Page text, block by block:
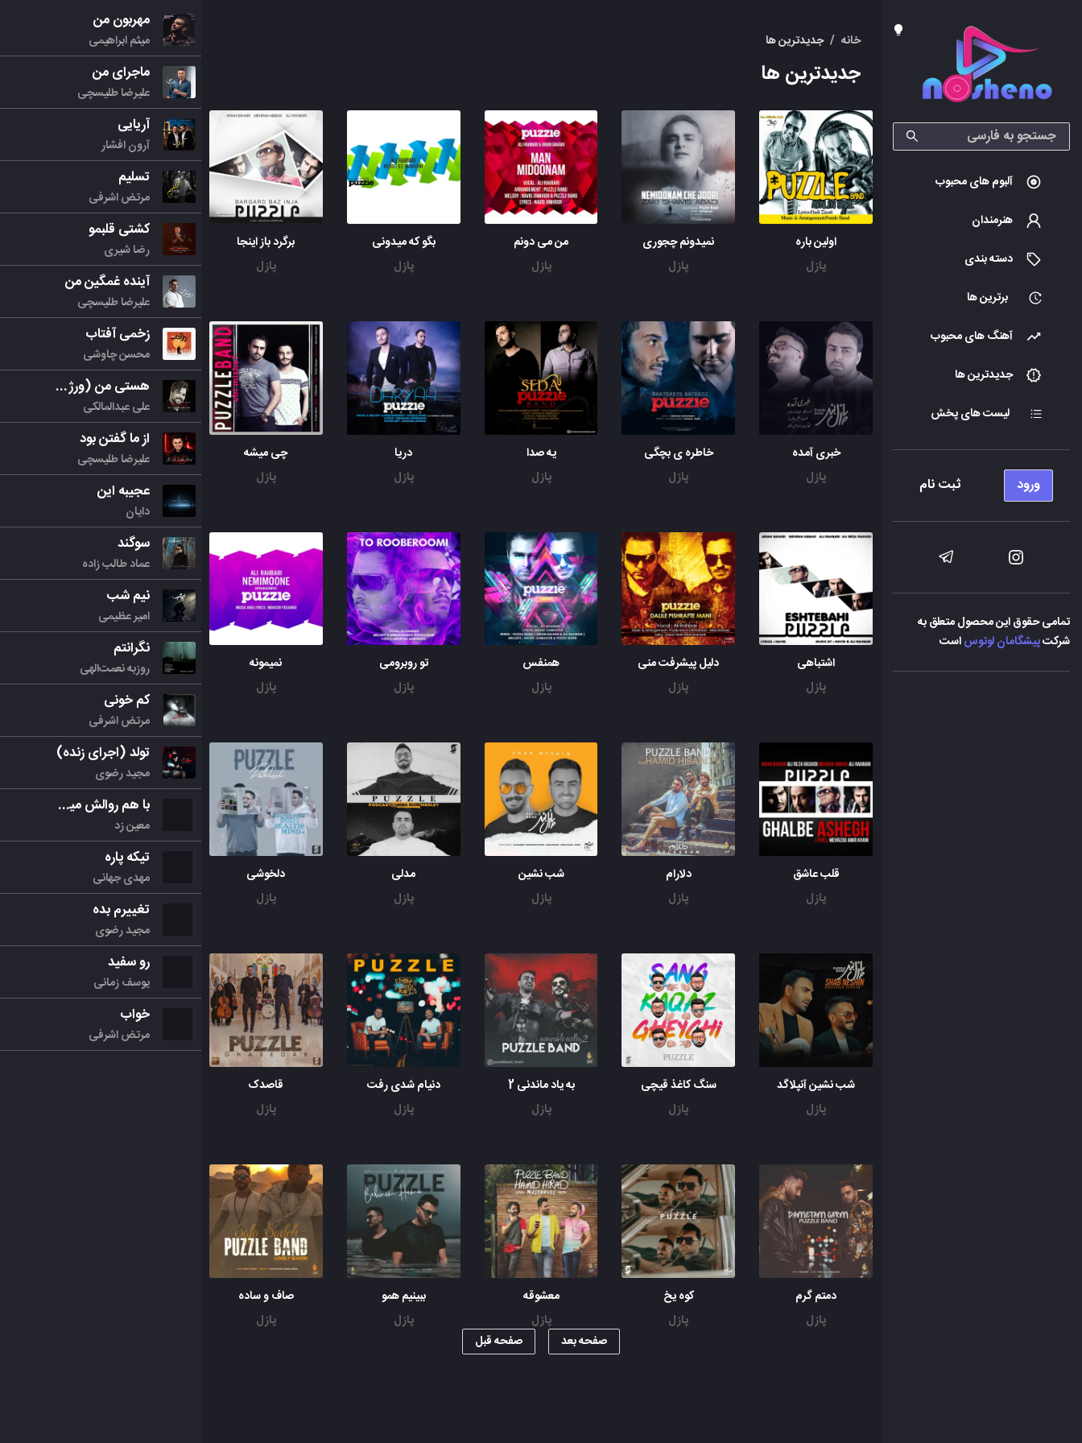
آلبوم های محبوب
هنرمندان
دسته بندی
برترین ها
آهنگ های محبوب
جدیدترین ها
لیست های پخش
ورود ثبت نام
تمامی حقوق این محصول متعلق به
شرکتپیشگامان لوتوساست
خانه / جدیدترین ها
جدیدترین ها
اولین باره
پازل
نمیدونم چجوری
پازل
من می دونم
پازل
بگو که میدونی
پازل
برگرد باز اینجا
پازل
خبری آمده
پازل
خاطره ی بچگی
پازل
یه صدا
پازل
دریا
پازل
چی میشه
پازل
اشتباهی
پازل
دلیل پیشرفت منی
پازل
همنفس
پازل
تو روبرومی
پازل
نمیمونه
پازل
قلب عاشق
پازل
دلارام
پازل
شب نشین
پازل
مدلی
پازل
دلخوشی
پازل
شب نشین آنپلاگد
پازل
سنگ کاغذ قیچی
پازل
به یاد ماندنی 2
پازل
دنیام شدی رفت
پازل
قاصدک
پازل
دمتم گرم
پازل
کوه یخ
پازل
معشوقه
پازل
ببینیم همو
پازل
صاف و ساده
پازل
صفحه بعد
صفحه قبل
مهربون من
میثم ابراهیمی
ماجرای من
علیرضا طلیسچی
آریایی
آرون افشار
تسلیم
مرتض اشرفی
کشتی قلبمو
رضا شیری
آینده غمگین من
علیرضا طلیسچی
زخمی آفتاب
محسن چاوشی
هستی من (ورژن جدید)
علی عبدالمالکی
از ما گفتن بود
علیرضا طلیسچی
عجیبه این
دایان
سوگند
عماد طالب زاده
نیم شب
امیر عظیمی
نگرانتم
روزبه نعمت‌الهی
کم خونی
مرتض اشرفی
تولد (اجرای زنده)
مجید رضوی
با هم روالش میکنیم
معین زد
تیکه پاره
مهدی جهانی
تغییرم بده
مجید رضوی
رو سفید
یوسف زمانی
خواب
مرتض اشرفی